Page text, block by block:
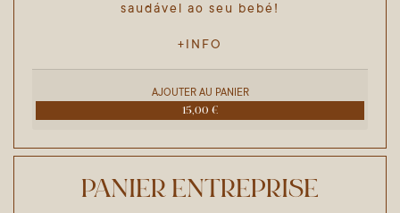
saudável ao seu bebé!
+INFO
AJOUTER AU PANIER
15,00 €
PANIER ENTREPRISE